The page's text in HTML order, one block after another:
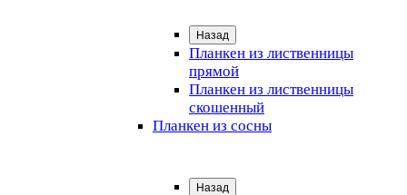
Назад
Планкен из лиственницы
прямой
Планкен из лиственницы
скошенный
Планкен из сосны
Назад